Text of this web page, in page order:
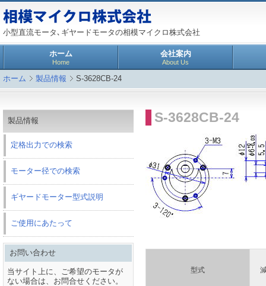
小型直流モータ､ギヤードモータの相模マイクロ株式会社
ホーム
Home
会社案内
About Us
ホーム 製品情報 S-3628CB-24
S-3628CB-24
型式
製品情報
定格出力での検索
モーター径での検索
ギヤードモーター型式説明
ご使用にあたって
お問い合わせ
当サイト上に、ご希望のモータが
ない場合は、お問合せください。